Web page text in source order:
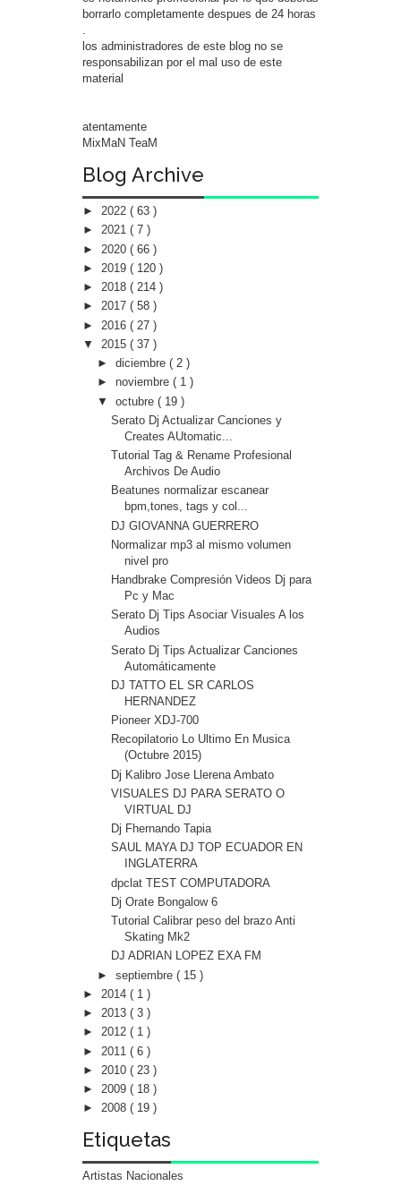
borrarlo completamente despues de 24 horas
.
los administradores de este blog no se
responsabilizan por el mal uso de este
material
atentamente
MixMaN TeaM
Blog Archive
► 2022 ( 63 )
► 2021 ( 7 )
► 2020 ( 66 )
► 2019 ( 120 )
► 2018 ( 214 )
► 2017 ( 58 )
► 2016 ( 27 )
▼ 2015 ( 37 )
► diciembre ( 2 )
► noviembre ( 1 )
▼ octubre ( 19 )
Serato Dj Actualizar Canciones y
Creates AUtomatic...
Tutorial Tag & Rename Profesional
Archivos De Audio
Beatunes normalizar escanear
bpm,tones, tags y col...
DJ GIOVANNA GUERRERO
Normalizar mp3 al mismo volumen
nivel pro
Handbrake Compresión Videos Dj para
Pc y Mac
Serato Dj Tips Asociar Visuales A los
Audios
Serato Dj Tips Actualizar Canciones
Automáticamente
DJ TATTO EL SR CARLOS
HERNANDEZ
Pioneer XDJ-700
Recopilatorio Lo Ultimo En Musica
(Octubre 2015)
Dj Kalibro Jose Llerena Ambato
VISUALES DJ PARA SERATO O
VIRTUAL DJ
Dj Fhernando Tapia
SAUL MAYA DJ TOP ECUADOR EN
INGLATERRA
dpclat TEST COMPUTADORA
Dj Orate Bongalow 6
Tutorial Calibrar peso del brazo Anti
Skating Mk2
DJ ADRIAN LOPEZ EXA FM
► septiembre ( 15 )
► 2014 ( 1 )
► 2013 ( 3 )
► 2012 ( 1 )
► 2011 ( 6 )
► 2010 ( 23 )
► 2009 ( 18 )
► 2008 ( 19 )
Etiquetas
Artistas Nacionales